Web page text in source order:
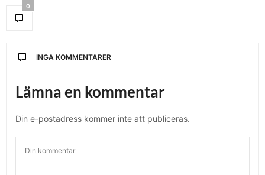
0
INGA KOMMENTARER
Lämna en kommentar
Din e-postadress kommer inte att publiceras.